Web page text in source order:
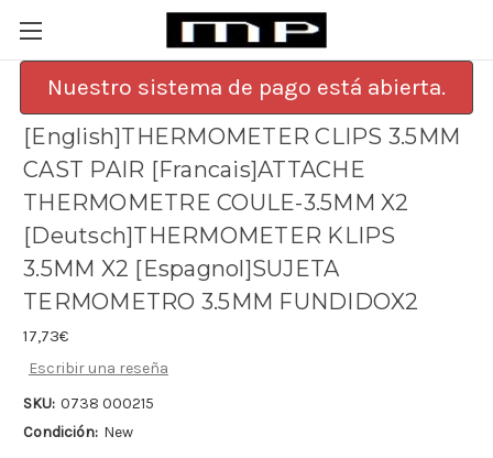
Nuestro sistema de pago está abierta.
[English]THERMOMETER CLIPS 3.5MM
CAST PAIR [Francais]ATTACHE
THERMOMETRE COULE-3.5MM X2
[Deutsch]THERMOMETER KLIPS
3.5MM X2 [Espagnol]SUJETA
TERMOMETRO 3.5MM FUNDIDOX2
17,73€
Escribir una reseña
SKU: 0738 000215
Condición: New